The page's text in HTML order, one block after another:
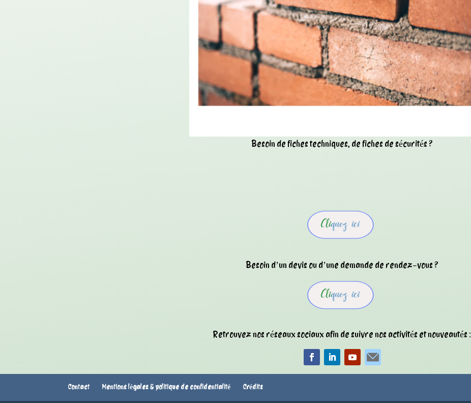
Besoin de fiches techniques, de fiches de sécurités ?
Besoin d’un devis ou d’une demande de rendez-vous ?
Retrouvez nos réseaux sociaux afin de suivre nos activités et nouveautés :
Contact Mentions légales & politique de confidentialité Crédits